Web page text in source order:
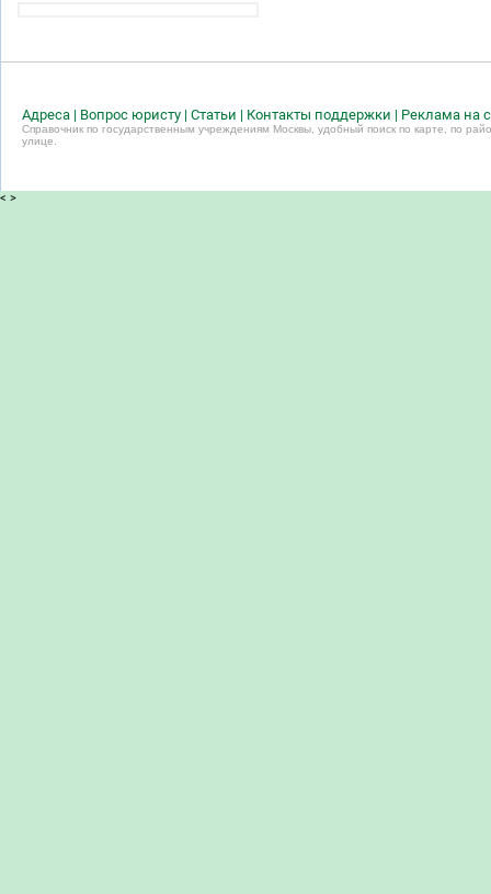
Адреса | Вопрос юристу | Статьи | Контакты поддержки | Реклама на
Справочник по государственным учреждениям Москвы, удобный поиск по карте, по
улице.
< >